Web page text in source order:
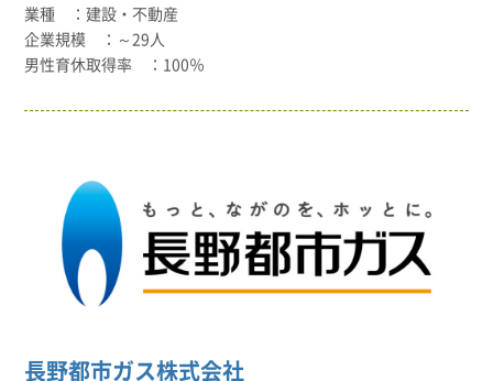
建設・不動産
～29人
100％
長野都市ガス株式会社